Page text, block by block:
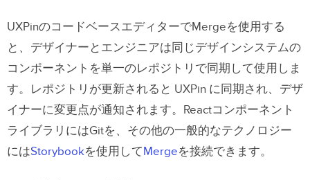
UXPinのコードベースエディターでMergeを使用する
と、デザイナーとエンジニアは同じデザインシステムの
コンポーネントを単一のレポジトリで同期して使用しま
す。レポジトリが更新されると UXPin に同期され、デザ
イナーに変更点が通知されます。Reactコンポーネント
ライブラリにはGitを、その他の一般的なテクノロジー
にはStorybookを使用してMergeを接続できます。